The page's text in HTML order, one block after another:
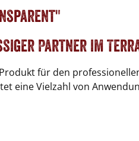
Partner im
für den
eine Vielzahl von